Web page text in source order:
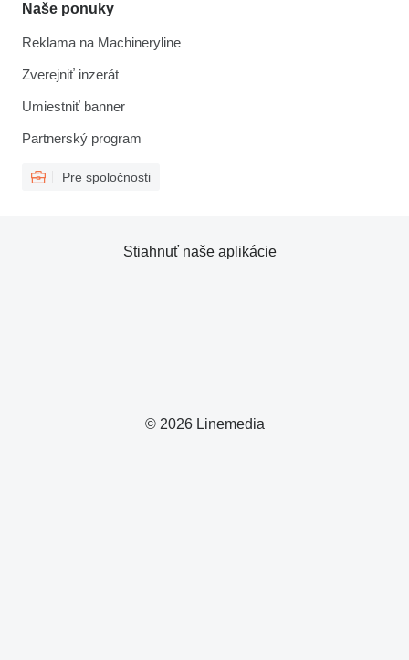
Naše ponuky
Reklama na Machineryline
Zverejniť inzerát
Umiestniť banner
Partnerský program
Pre spoločnosti
© 2026 Linemedia
Stiahnuť naše aplikácie